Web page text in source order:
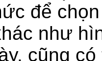
để
như
cũng